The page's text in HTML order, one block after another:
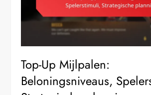
Top-Up Mijlpalen:
Beloningsniveaus,